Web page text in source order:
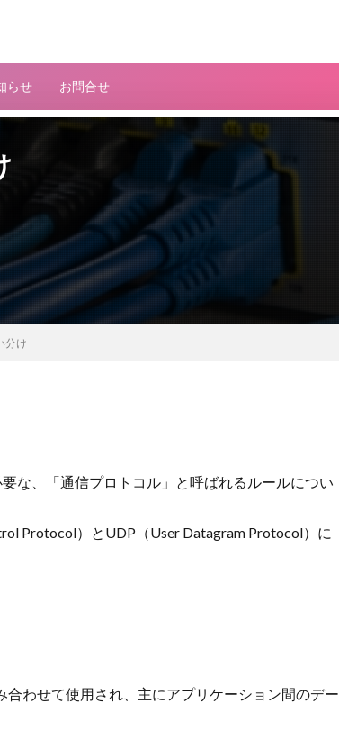
らせ お問合せ
分け
な、「通信プロトコル」と呼ばれるルールについ
Protocol）とUDP（User Datagram Protocol）に
わせて使用され、主にアプリケーション間のデー